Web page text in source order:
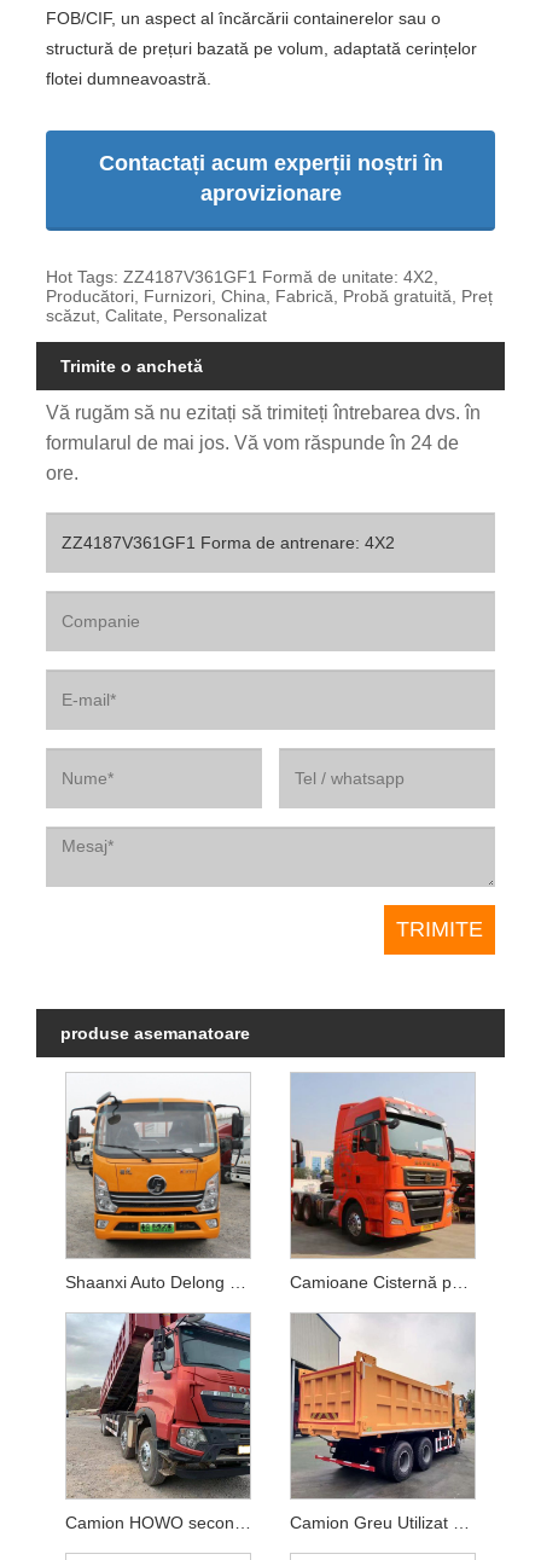
FOB/CIF, un aspect al încărcării containerelor sau o
structură de prețuri bazată pe volum, adaptată cerințelor
flotei dumneavoastră.
Contactați acum experții noștri în
aprovizionare
Hot Tags: ZZ4187V361GF1 Formă de unitate: 4X2,
Producători, Furnizori, China, Fabrică, Probă gratuită, Preț
scăzut, Calitate, Personalizat
Trimite o anchetă
Vă rugăm să nu ezitați să trimiteți întrebarea dvs. în
formularul de mai jos. Vă vom răspunde în 24 de
ore.
produse asemanatoare
Shaanxi Auto Delong Camion second hand Camioane Cisternă pentru Camioane Grele folosite
Camion HOWO second hand Camion Greu Utilizat pentru Transport